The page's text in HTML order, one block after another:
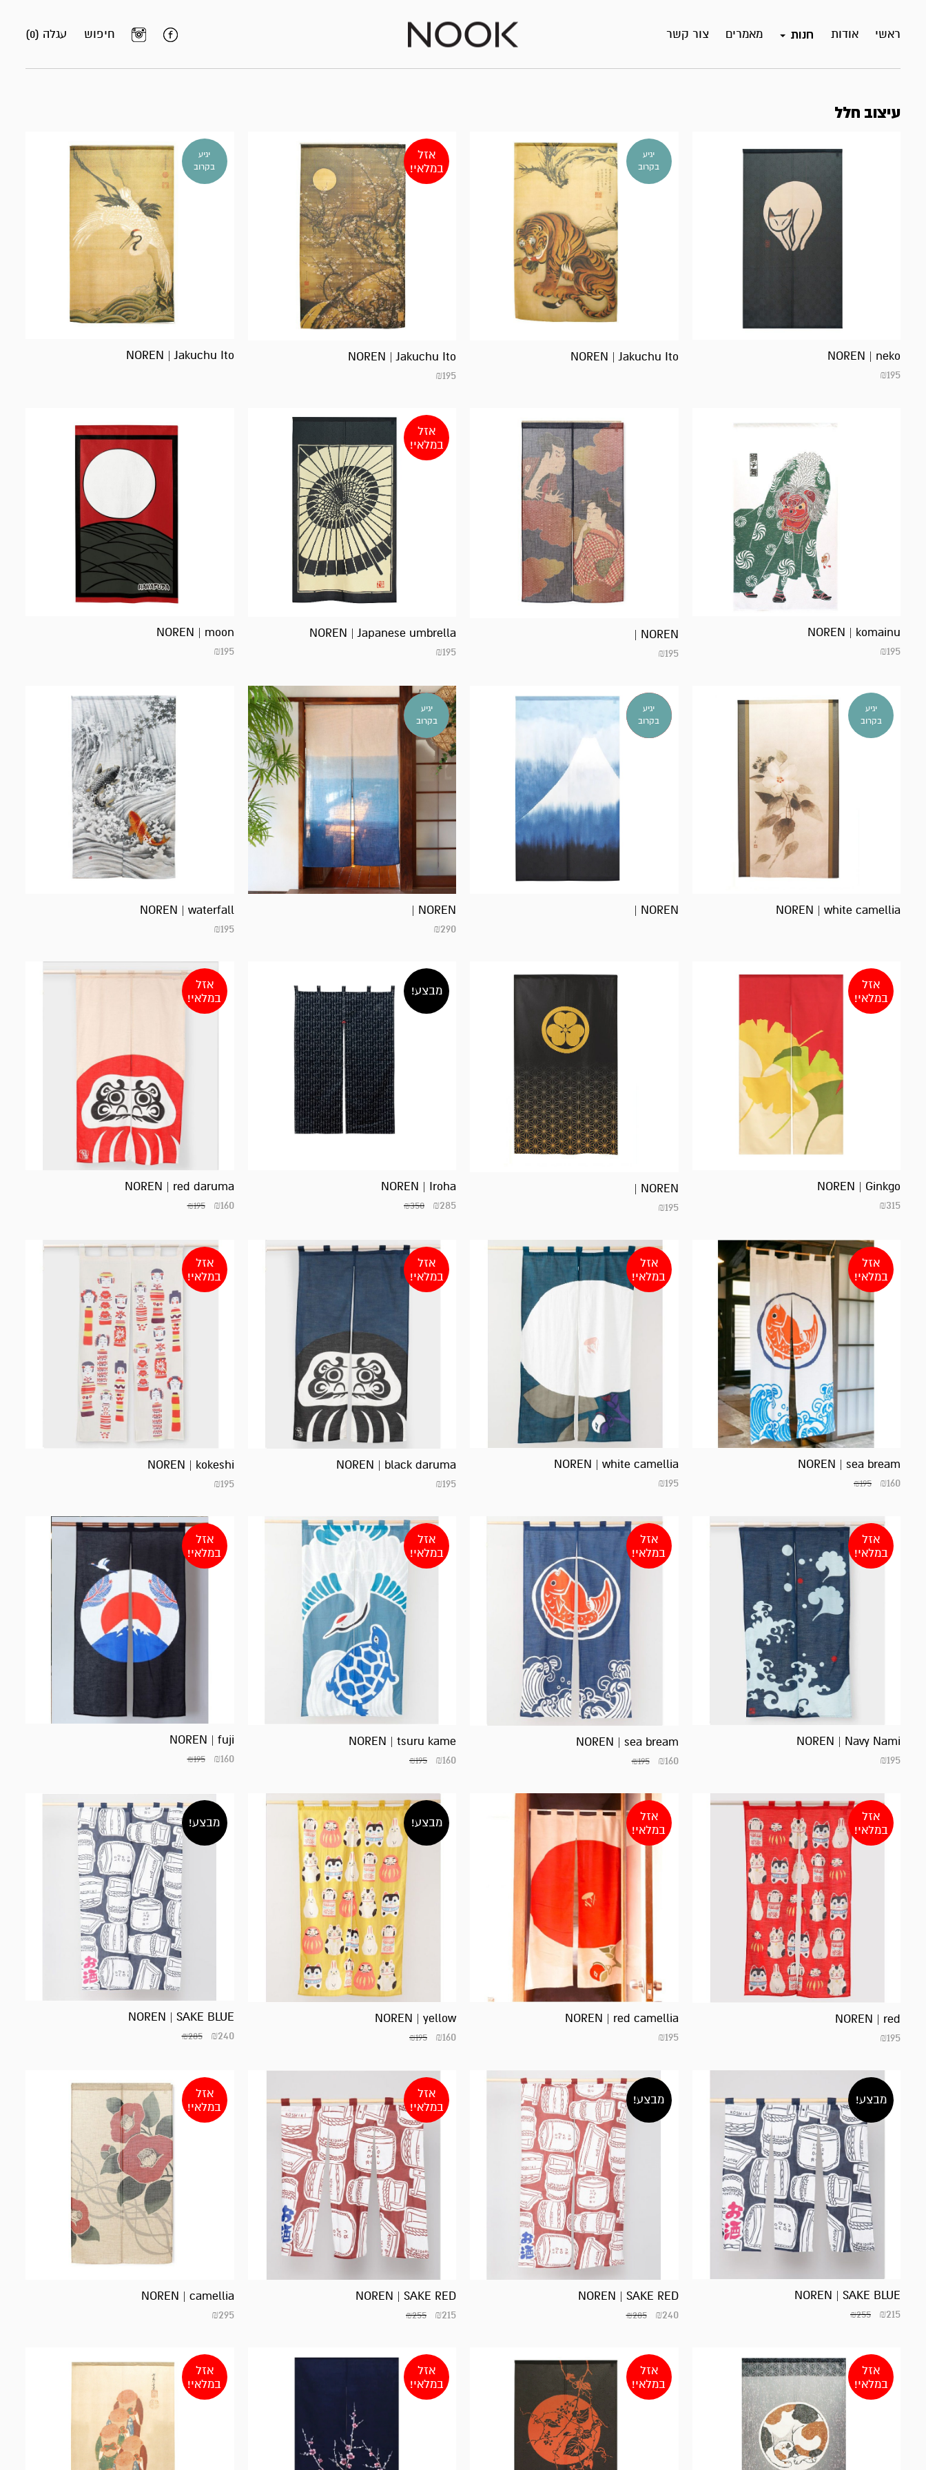
ראשי אודות חנות מאמרים צור קשר עגלה (0) חיפוש
עיצוב חלל
NOREN | neko
₪195
יגיע
בקרוב
NOREN | Jakuchu Ito
אזל
במלאי!
NOREN | Jakuchu Ito
₪195
יגיע
בקרוב
NOREN | Jakuchu Ito
NOREN | komainu
₪195
NOREN |
₪195
אזל
במלאי!
NOREN | Japanese umbrella
₪195
NOREN | moon
₪195
יגיע
בקרוב
NOREN | white camellia
יגיע
בקרוב
אזל
במלאי!
NOREN |
יגיע
בקרוב
אזל
במלאי!
NOREN |
₪290
NOREN | waterfall
₪195
אזל
במלאי!
NOREN | Ginkgo
₪315
NOREN |
₪195
מבצע!
NOREN | Iroha
₪350 ₪285
אזל
במלאי!
NOREN | red daruma
₪195 ₪160
אזל
במלאי!
NOREN | sea bream
₪195 ₪160
אזל
במלאי!
NOREN | white camellia
₪195
אזל
במלאי!
NOREN | black daruma
₪195
אזל
במלאי!
NOREN | kokeshi
₪195
אזל
במלאי!
NOREN | Navy Nami
₪195
אזל
במלאי!
NOREN | sea bream
₪195 ₪160
אזל
במלאי!
NOREN | tsuru kame
₪195 ₪160
אזל
במלאי!
NOREN | fuji
₪195 ₪160
אזל
במלאי!
NOREN | red
₪195
אזל
במלאי!
NOREN | red camellia
₪195
מבצע!
NOREN | yellow
₪195 ₪160
מבצע!
NOREN | SAKE BLUE
₪285 ₪240
מבצע!
NOREN | SAKE BLUE
₪255 ₪215
מבצע!
NOREN | SAKE RED
₪285 ₪240
אזל
במלאי!
NOREN | SAKE RED
₪255 ₪215
אזל
במלאי!
NOREN | camellia
₪295
אזל
במלאי!
אזל
במלאי!
אזל
במלאי!
אזל
במלאי!